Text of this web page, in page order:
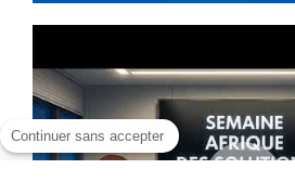
Continuer sans accepter